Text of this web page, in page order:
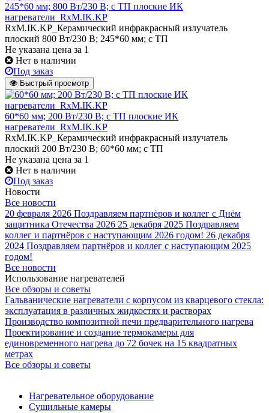
245*60 мм; 800 Вт/230 В; с ТП плоские ИК
нагреватели_RxM.IK.KP
RxM.IK.KP_Керамический инфракрасный излучатель
плоский 800 Вт/230 В; 245*60 мм; с ТП
Не указана цена за 1
Нет в наличии
Под заказ
Быстрый просмотр
60*60 мм; 200 Вт/230 В; с ТП плоские ИК
нагреватели_RxM.IK.KP
RxM.IK.KP_Керамический инфракрасный излучатель
плоский 200 Вт/230 В; 60*60 мм; с ТП
Не указана цена за 1
Нет в наличии
Под заказ
Новости
Все новости
20 февраля 2026 Поздравляем партнёров и коллег с Днём
защитника Отечества 2026 25 декабря 2025 Поздравляем
коллег и партнёров с наступающим 2026 годом! 26 декабря
2024 Поздравляем партнёров и коллег с наступающим 2025
годом!
Все новости
Использование нагревателей
Все обзоры и советы
Гальванические нагреватели с корпусом из кварцевого стекла:
эксплуатация в различных жидкостях и растворах
Производство композитной печи предварительного нагрева
Проектирование и создание термокамеры для
единовременного нагрева до 72 бочек на 15 квадратных
метрах
Все обзоры и советы
Нагревательное оборудование
Сушильные камеры